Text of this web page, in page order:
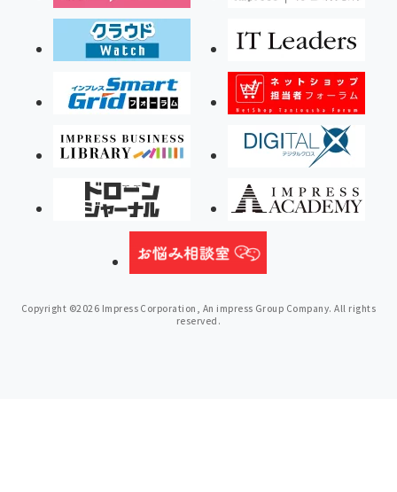
Copyright ©2026 Impress Corporation, An impress Group Company. All rights
reserved.